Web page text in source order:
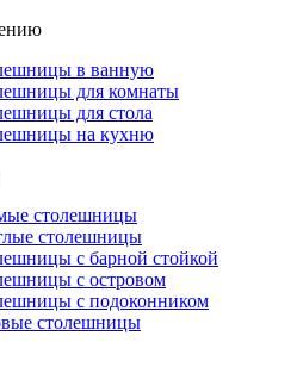
в ванную
для комнаты
для стола
на кухню
столешницы
столешницы
с барной стойкой
с островом
с подоконником
столешницы